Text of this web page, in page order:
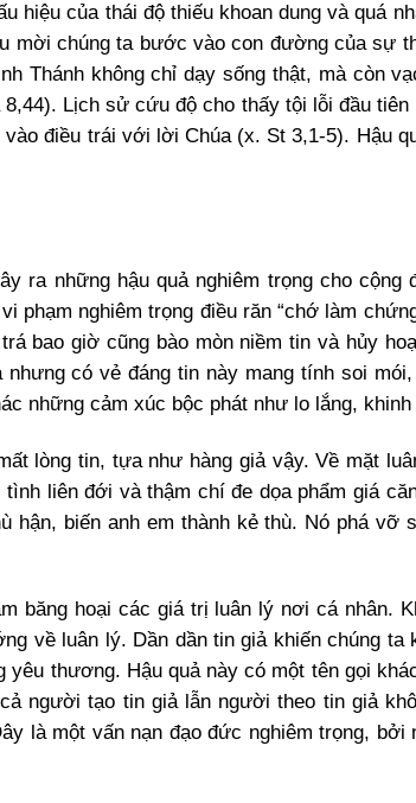
hiệu của thái độ thiếu khoan dung và quá
mời chúng ta bước vào con đường của sự
Thánh không chỉ dạy sống thật, mà còn
Lịch sử cứu độ cho thấy tội lỗi đầu
điều trái với lời Chúa (x. St 3,1-5). Hậu
ra những hậu quả nghiêm trọng cho
phạm nghiêm trọng điều răn “chớ làm
bao giờ cũng bào mòn niềm tin và hủy
nhưng có vẻ đáng tin này mang tính soi
những cảm xúc bộc phát như lo lắng,
lòng tin, tựa như hàng giả vậy. Về mặt
liên đới và thậm chí đe dọa phẩm giá
hận, biến anh em thành kẻ thù. Nó phá vỡ
băng hoại các giá trị luân lý nơi cá nhân.
về luân lý. Dần dần tin giả khiến chúng
yêu thương. Hậu quả này có một tên gọi
người tạo tin giả lẫn người theo tin giả
là một vấn nạn đạo đức nghiêm trọng,